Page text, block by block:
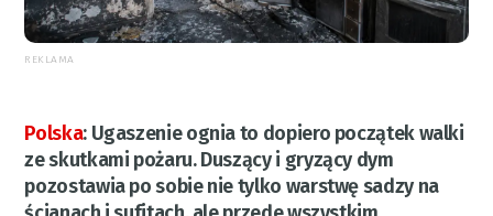
REKLAMA
Polska: Ugaszenie ognia to dopiero początek walki
ze skutkami pożaru. Duszący i gryzący dym
pozostawia po sobie nie tylko warstwę sadzy na